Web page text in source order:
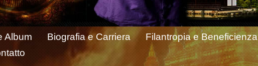
Album Biografia e Carriera
Filantropia e Beneficienza